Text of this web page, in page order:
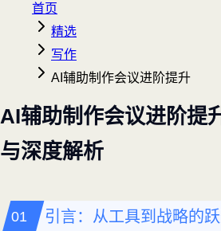
首页
精选
写作
AI辅助制作会议进阶提升
AI辅助制作会议进阶提
与深度解析
引言：从工具到战略的